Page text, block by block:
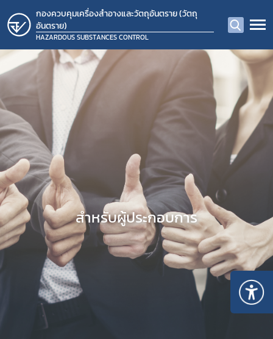
กองควบคุมเครื่องสำอางและวัตถุอันตราย (วัตถุ
อันตราย)
HAZARDOUS SUBSTANCES CONTROL
สำหรับผู้ประกอบการ